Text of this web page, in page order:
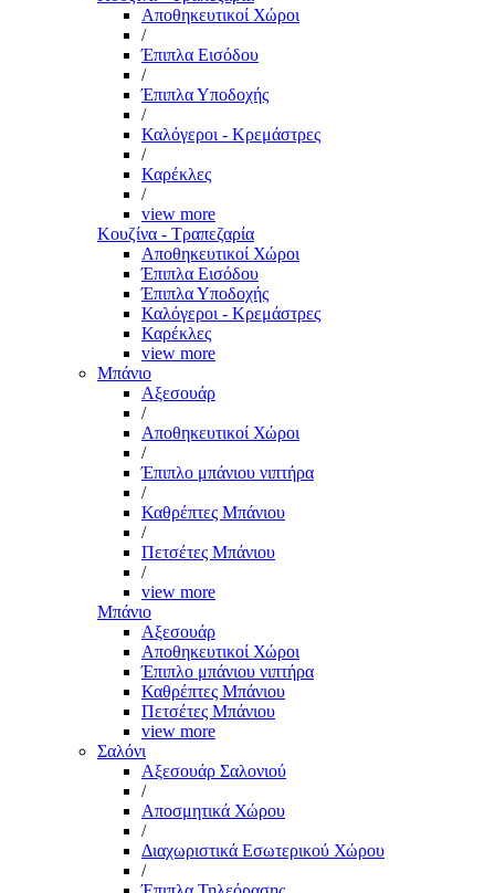
Αποθηκευτικοί Χώροι
/
Έπιπλα Εισόδου
/
Έπιπλα Υποδοχής
/
Καλόγεροι - Κρεμάστρες
/
Καρέκλες
/
view more
Κουζίνα - Τραπεζαρία
Αποθηκευτικοί Χώροι
Έπιπλα Εισόδου
Έπιπλα Υποδοχής
Καλόγεροι - Κρεμάστρες
Καρέκλες
view more
Μπάνιο
Αξεσουάρ
/
Αποθηκευτικοί Χώροι
/
Έπιπλο μπάνιου νιπτήρα
/
Καθρέπτες Μπάνιου
/
Πετσέτες Μπάνιου
/
view more
Μπάνιο
Αξεσουάρ
Αποθηκευτικοί Χώροι
Έπιπλο μπάνιου νιπτήρα
Καθρέπτες Μπάνιου
Πετσέτες Μπάνιου
view more
Σαλόνι
Αξεσουάρ Σαλονιού
/
Αποσμητικά Χώρου
/
Διαχωριστικά Εσωτερικού Χώρου
/